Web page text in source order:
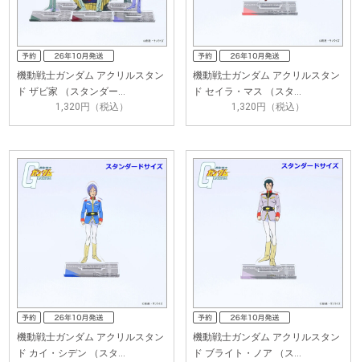
機動戦士ガンダム アクリルスタン
ド ザビ家 （スタンダー…
1,320円（税込）
機動戦士ガンダム アクリルスタン
ド セイラ・マス （スタ…
1,320円（税込）
機動戦士ガンダム アクリルスタン
ド カイ・シデン （スタ…
機動戦士ガンダム アクリルスタン
ド ブライト・ノア （ス…